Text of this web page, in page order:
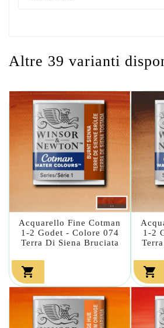
Altre 39 varianti
Acquarello Fine Cotman
1-2 Godet - Colore 074
Terra Di Siena Bruciata

1-2
